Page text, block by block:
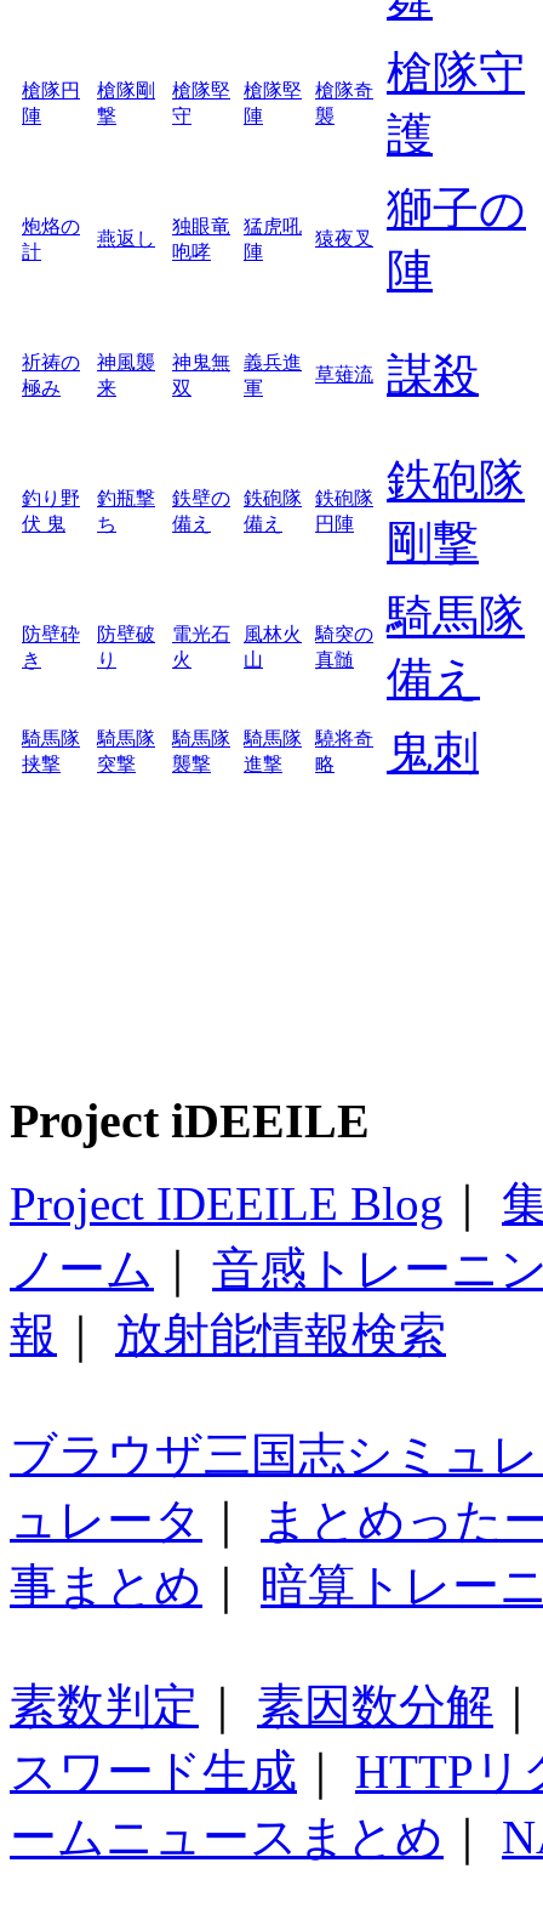
槍隊円
陣
槍隊剛
撃
槍隊堅
守
槍隊堅
陣
槍隊奇
襲
槍隊守
護
炮烙の
計
燕返し
独眼竜
咆哮
猛虎吼
陣
猿夜叉
獅子の
陣
祈祷の
極み
神風襲
来
神鬼無
双
義兵進
軍
草薙流 謀殺
釣り野
伏 鬼
釣瓶撃
ち
鉄壁の
備え
鉄砲隊
備え
鉄砲隊
円陣
鉄砲隊
剛撃
防壁砕
き
防壁破
り
電光石
火
風林火
山
騎突の
真髄
騎馬隊
備え
騎馬隊
挟撃
騎馬隊
突撃
騎馬隊
襲撃
騎馬隊
進撃
驍将奇
略
鬼刺
Project iDEEILE
Project IDEEILE Blog
ノーム
音感トレーニ
報
放射能情報検索
ブラウザ三国志シミュ
ュレータ
まとめった
事まとめ
暗算トレー
素数判定 素因数分解
スワード生成
HTTPリ
ームニュースまとめ